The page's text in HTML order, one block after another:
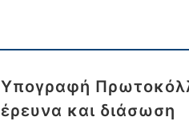
Υπογραφή
έρευνα και διάσωση